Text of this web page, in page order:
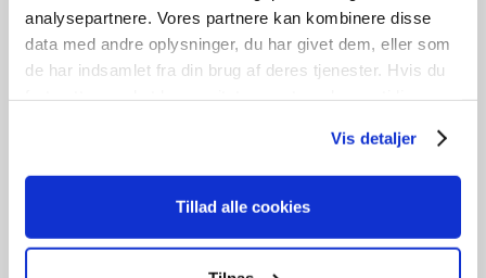
analysepartnere. Vores partnere kan kombinere disse
data med andre oplysninger, du har givet dem, eller som
de har indsamlet fra din brug af deres tjenester. Hvis du
Vis detaljer
Tillad alle cookies
Tophængt – træ/alu
kr.1.400,00
Tilføj til kurv